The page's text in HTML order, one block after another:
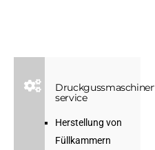
Druckgussmaschinen-
service
Herstellung von
Füllkammern